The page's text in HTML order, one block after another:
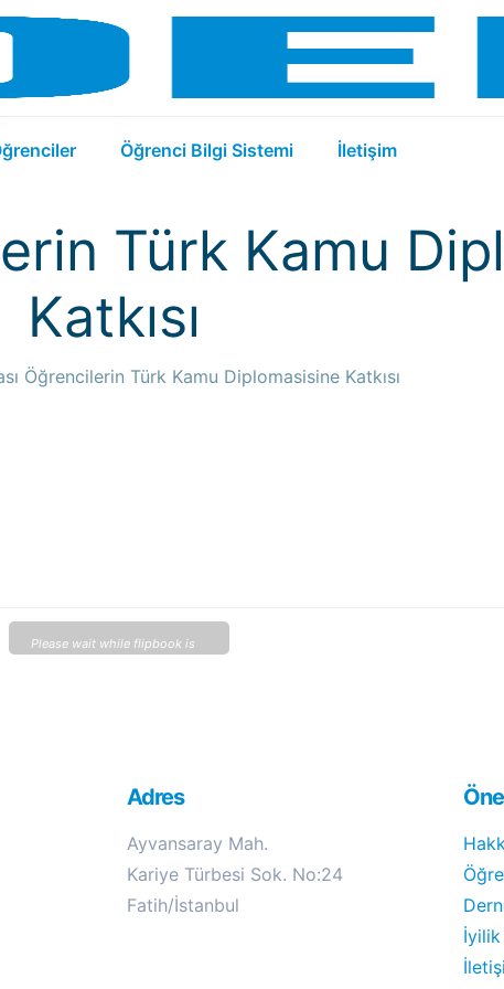
Öğrenci Bilgi Sistemi İletişim
Türk Kamu
Katkısı
Öğrencilerin Türk Kamu Diplomasisine Katkısı
Please wait while flipbook is
Adres
Ayvansaray Mah.
Kariye Türbesi Sok. No:24
Fatih/İstanbul